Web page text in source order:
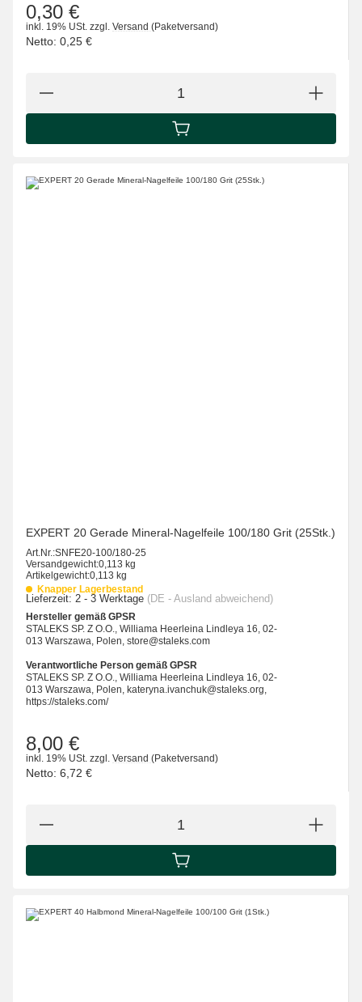
0,30 €
inkl. 19% USt. zzgl. Versand (Paketversand)
Netto: 0,25 €
IN DEN WARENKORB
EXPERT 20 Gerade Mineral-Nagelfeile 100/180 Grit (25Stk.)
Art.Nr.:SNFE20-100/180-25
Versandgewicht:0,113 kg
Artikelgewicht:0,113 kg
Knapper Lagerbestand
Lieferzeit: 2 - 3 Werktage (DE - Ausland abweichend)
Hersteller gemäß GPSR
STALEKS SP. Z O.O., Williama Heerleina Lindleya 16, 02-
013 Warszawa, Polen, store@staleks.com
Verantwortliche Person gemäß GPSR
STALEKS SP. Z O.O., Williama Heerleina Lindleya 16, 02-
013 Warszawa, Polen, kateryna.ivanchuk@staleks.org,
https://staleks.com/
8,00 €
inkl. 19% USt. zzgl. Versand (Paketversand)
Netto: 6,72 €
IN DEN WARENKORB